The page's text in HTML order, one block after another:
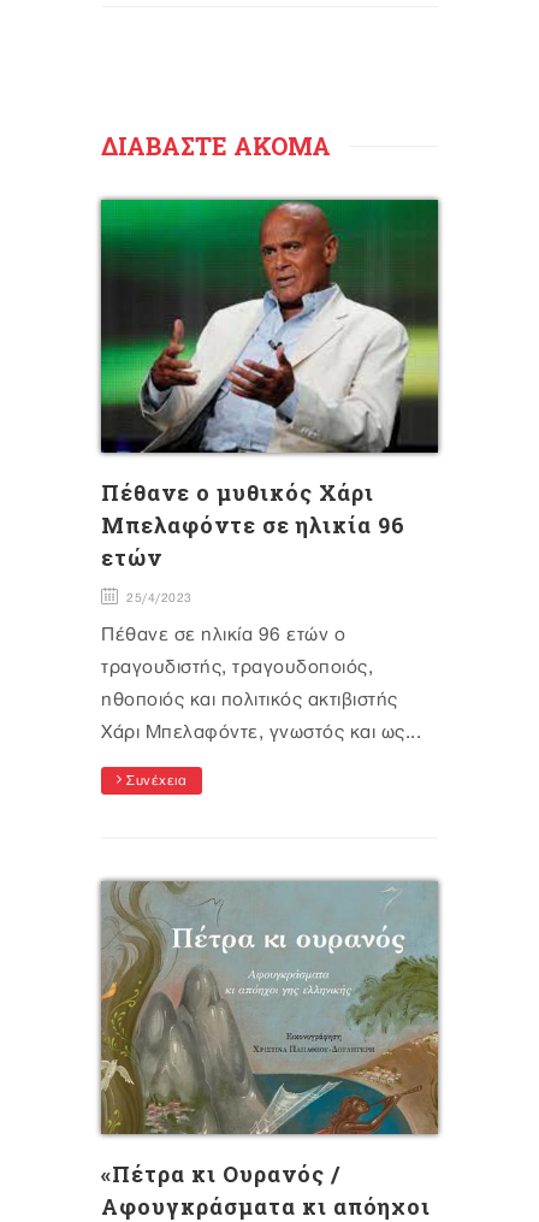
ΔΙΑΒΑΣΤΕ ΑΚΟΜΑ
Πέθανε ο μυθικός Χάρι
Μπελαφόντε σε ηλικία 96
ετών
25/4/2023
Πέθανε σε ηλικία 96 ετών ο
τραγουδιστής, τραγουδοποιός,
ηθοποιός και πολιτικός ακτιβιστής
Χάρι Μπελαφόντε, γνωστός και ως...
Συνέχεια
«Πέτρα κι Ουρανός /
Αφουγκράσματα κι απόηχοι